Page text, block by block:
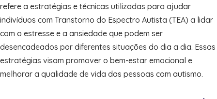
refere a estratégias e técnicas utilizadas para ajudar
indivíduos com Transtorno do Espectro Autista (TEA) a lidar
com o estresse e a ansiedade que podem ser
desencadeados por diferentes situações do dia a dia. Essas
estratégias visam promover o bem-estar emocional e
melhorar a qualidade de vida das pessoas com autismo.